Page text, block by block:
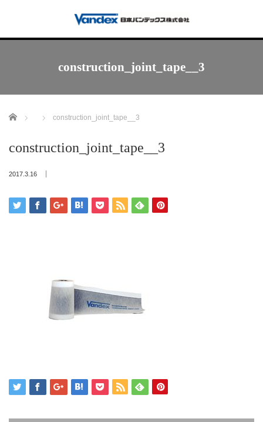
construction_joint_tape__3
Home construction_joint_tape__3
construction_joint_tape__3
2017.3.16